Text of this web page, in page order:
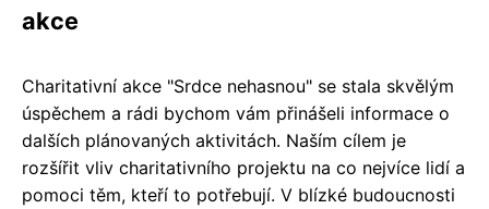
akce
Charitativní akce "Srdce nehasnou" se stala skvělým
úspěchem a rádi bychom vám přinášeli informace o
dalších plánovaných aktivitách. Naším cílem je
rozšířit vliv charitativního projektu na co nejvíce lidí a
pomoci těm, kteří to potřebují. V blízké budoucnosti